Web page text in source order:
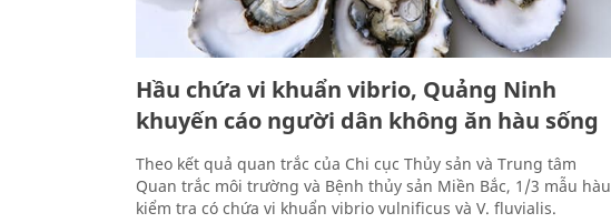
Hầu chứa vi khuẩn vibrio, Quảng Ninh
khuyến cáo người dân không ăn hàu sống
Theo kết quả quan trắc của Chi cục Thủy sản và Trung tâm
Quan trắc môi trường và Bệnh thủy sản Miền Bắc, 1/3 mẫu hàu
kiểm tra có chứa vi khuẩn vibrio vulnificus và V. fluvialis.